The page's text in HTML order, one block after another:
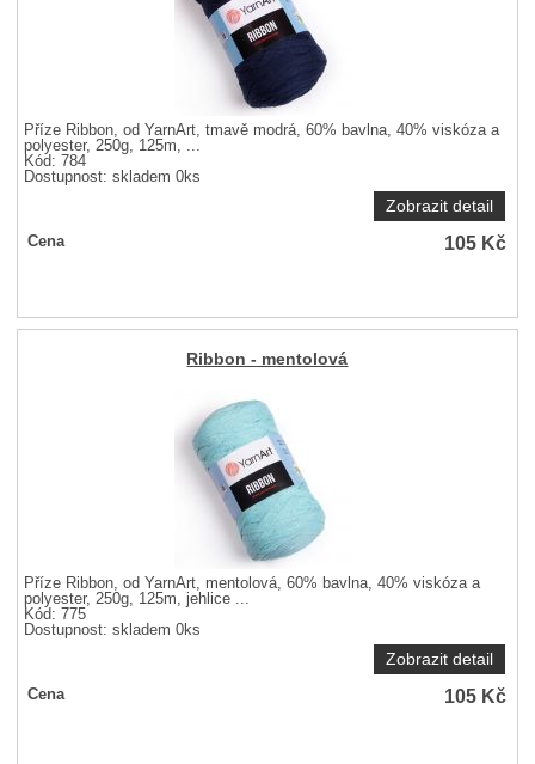
Příze Ribbon, od YarnArt, tmavě modrá, 60% bavlna, 40% viskóza a
polyester, 250g, 125m, ...
Kód: 784
Dostupnost:skladem 0ks
Zobrazit detail
Cena 105 Kč
Ribbon - mentolová
Příze Ribbon, od YarnArt, mentolová, 60% bavlna, 40% viskóza a
polyester, 250g, 125m, jehlice ...
Kód: 775
Dostupnost:skladem 0ks
Zobrazit detail
Cena 105 Kč